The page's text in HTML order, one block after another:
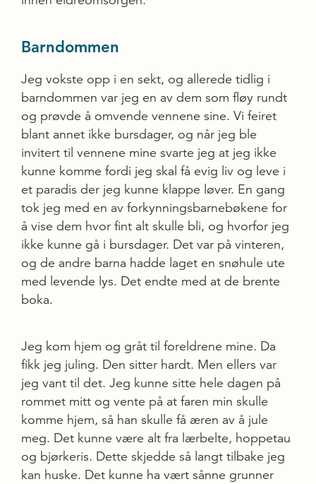
Barndommen
Jeg vokste opp i en sekt, og allerede tidlig i
barndommen var jeg en av dem som fløy rundt
og prøvde å omvende vennene sine. Vi feiret
blant annet ikke bursdager, og når jeg ble
invitert til vennene mine svarte jeg at jeg ikke
kunne komme fordi jeg skal få evig liv og leve i
et paradis der jeg kunne klappe løver. En gang
tok jeg med en av forkynningsbarnebøkene for
å vise dem hvor fint alt skulle bli, og hvorfor jeg
ikke kunne gå i bursdager. Det var på vinteren,
og de andre barna hadde laget en snøhule ute
med levende lys. Det endte med at de brente
boka.
Jeg kom hjem og gråt til foreldrene mine. Da
fikk jeg juling. Den sitter hardt. Men ellers var
jeg vant til det. Jeg kunne sitte hele dagen på
rommet mitt og vente på at faren min skulle
komme hjem, så han skulle få æren av å jule
meg. Det kunne være alt fra lærbelte, hoppetau
og bjørkeris. Dette skjedde så langt tilbake jeg
kan huske. Det kunne ha vært sånne grunner